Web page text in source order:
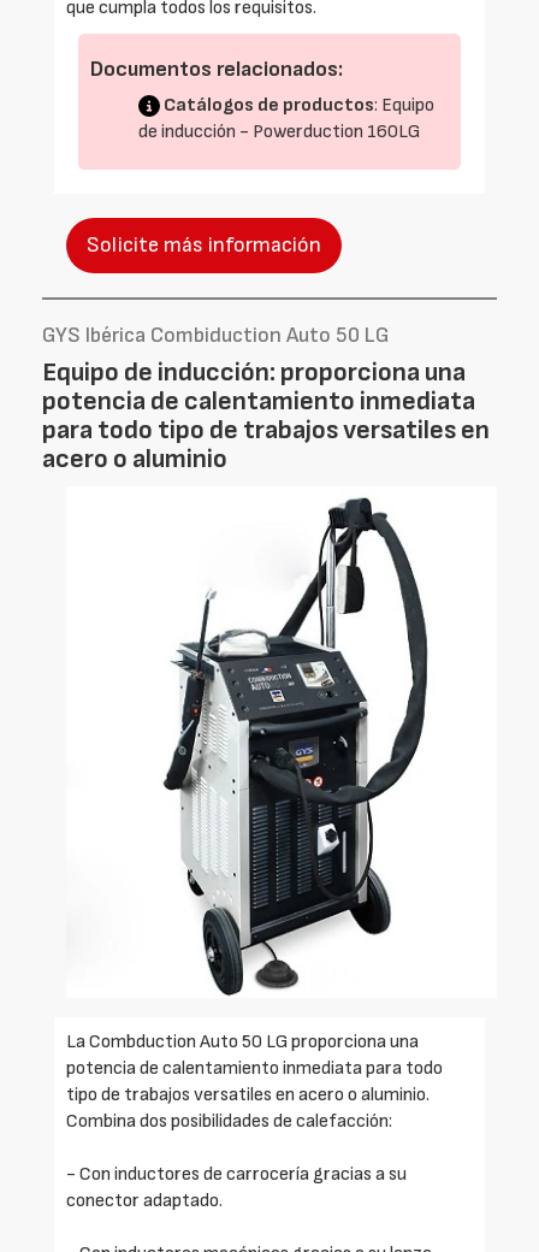
que cumpla todos los requisitos.
Documentos relacionados:
Catálogos de productos: Equipo
de inducción - Powerduction 160LG
Solicite más información
GYS Ibérica Combiduction Auto 50 LG
Equipo de inducción: proporciona una
potencia de calentamiento inmediata
para todo tipo de trabajos versatiles en
acero o aluminio
La Combduction Auto 50 LG proporciona una
potencia de calentamiento inmediata para todo
tipo de trabajos versatiles en acero o aluminio.
Combina dos posibilidades de calefacción:
- Con inductores de carrocería gracias a su
conector adaptado.